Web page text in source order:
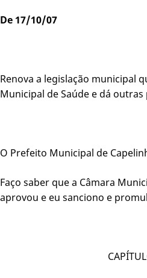
De 17/10/07
Renova a legislação municipal
Municipal de Saúde e dá
O Prefeito Municipal de
Faço saber que a Câmara
aprovou e eu sanciono e